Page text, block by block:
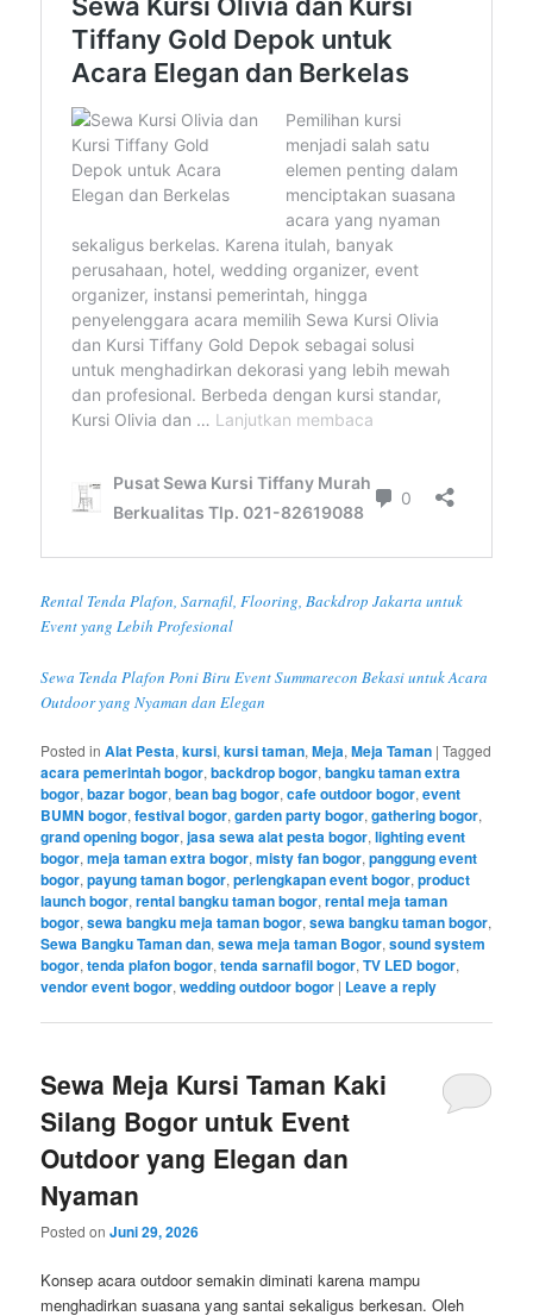
Rental Tenda Plafon, Sarnafil, Flooring, Backdrop Jakarta untuk
Event yang Lebih Profesional
Sewa Tenda Plafon Poni Biru Event Summarecon Bekasi untuk Acara
Outdoor yang Nyaman dan Elegan
Posted in Alat Pesta,kursi,kursi taman,Meja,Meja Taman |Tagged
acara pemerintah bogor,backdrop bogor,bangku taman extra
bogor,bazar bogor,bean bag bogor,cafe outdoor bogor,event
BUMN bogor,festival bogor,garden party bogor,gathering bogor,
grand opening bogor,jasa sewa alat pesta bogor,lighting event
bogor,meja taman extra bogor,misty fan bogor,panggung event
bogor,payung taman bogor,perlengkapan event bogor,product
launch bogor,rental bangku taman bogor,rental meja taman
bogor,sewa bangku meja taman bogor,sewa bangku taman bogor,
Sewa Bangku Taman dan,sewa meja taman Bogor,sound system
bogor,tenda plafon bogor,tenda sarnafil bogor,TV LED bogor,
vendor event bogor,wedding outdoor bogor | Leave a reply
Sewa Meja Kursi Taman Kaki
Silang Bogor untuk Event
Outdoor yang Elegan dan
Nyaman
Posted onJuni 29, 2026
Konsep acara outdoor semakin diminati karena mampu
menghadirkan suasana yang santai sekaligus berkesan. Oleh